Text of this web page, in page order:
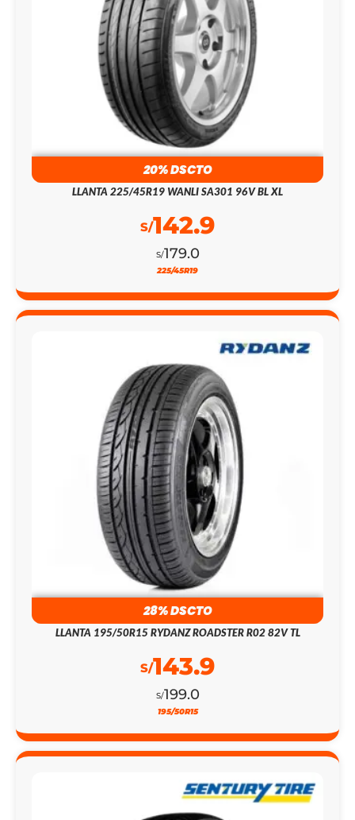
20% DSCTO
LLANTA 225/45R19 WANLI SA301 96V BL XL
S/179.0
S/142.9
225/45R19
28% DSCTO
LLANTA 195/50R15 RYDANZ ROADSTER R02 82V TL
S/199.0
S/143.9
195/50R15